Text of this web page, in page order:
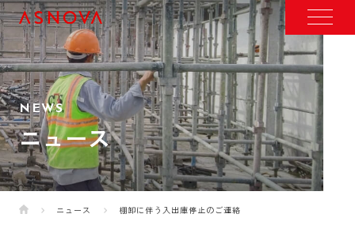
NEWS
ニュース
ニュース 棚卸に伴う入出庫停止のご連絡